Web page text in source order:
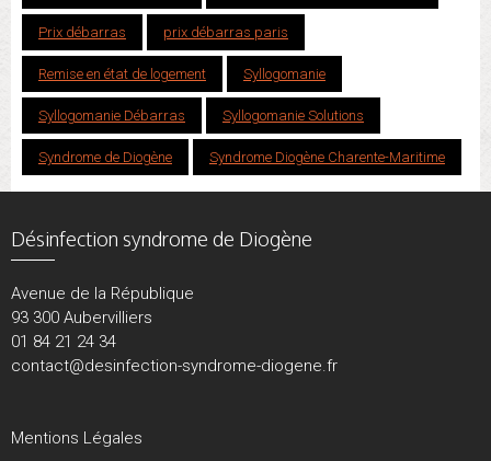
Prix débarras prix débarras paris
Remise en état de logement Syllogomanie
Syllogomanie Débarras Syllogomanie Solutions
Syndrome de Diogène Syndrome Diogène Charente-Maritime
Désinfection syndrome de Diogène
Avenue de la République
93 300 Aubervilliers
01 84 21 24 34
contact@desinfection-syndrome-diogene.fr
Mentions Légales